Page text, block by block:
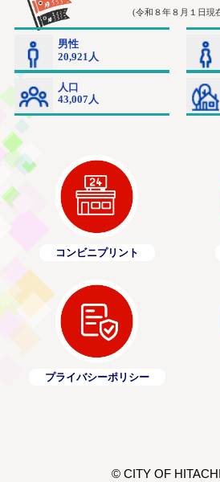
2023年10月4日
茨城県警察防犯アプリ「いばら
を！
2023年9月22日
2023年8月1日
株式会社カインズ・日立建機日
時における協定を締結しました。
2023年4月19日
悪質な排水設備業者にご注意を
2022年9月12日
常陸太田市マンホールカード
2022年8月23日
市内公共施設における無料公衆
長生き上手 常陸太田～フレイル
コンビニプリント
プライバシーポリシー
© CITY OF